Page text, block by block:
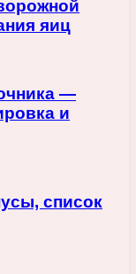
яиц
—
и
список